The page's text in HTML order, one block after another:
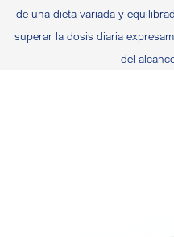
de una dieta variada y
superar la dosis diaria
del